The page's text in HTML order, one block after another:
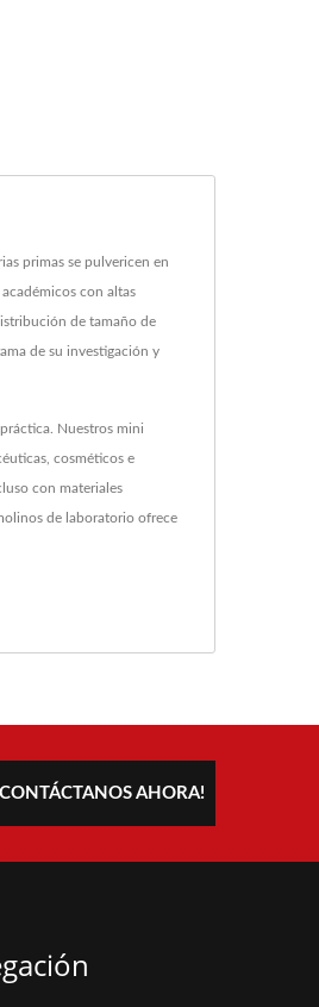
primas se pulvericen en
con altas
de tamaño de
de su investigación y
Nuestros mini
cosméticos e
con materiales
de laboratorio ofrece
AHORA!